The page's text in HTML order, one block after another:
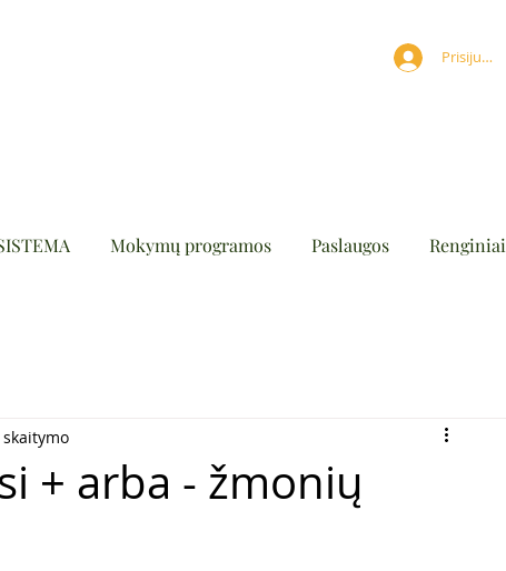
Prisijungti
Mokymų programos Paslaugos Renginiai
+ arba - žmonių